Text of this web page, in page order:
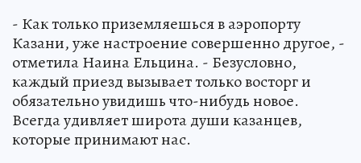
- Как только приземляешься в аэропорту
Казани, уже настроение совершенно другое, -
отметила Наина Ельцина. - Безусловно,
каждый приезд вызывает только восторг и
обязательно увидишь что-нибудь новое.
Всегда удивляет широта души казанцев,
которые принимают нас.